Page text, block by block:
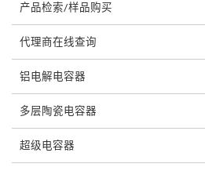
产品检索/样品购买
代理商在线查询
铝电解电容器
多层陶瓷电容器
超级电容器